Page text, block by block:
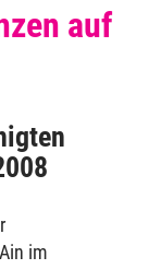
auf
im